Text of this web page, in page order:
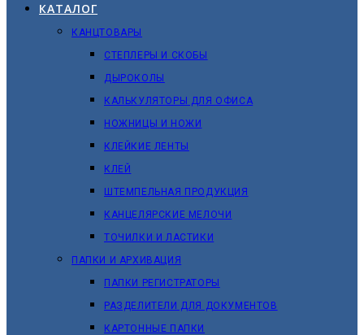
КАТАЛОГ
КАНЦТОВАРЫ
СТЕПЛЕРЫ И СКОБЫ
ДЫРОКОЛЫ
КАЛЬКУЛЯТОРЫ ДЛЯ ОФИСА
НОЖНИЦЫ И НОЖИ
КЛЕЙКИЕ ЛЕНТЫ
КЛЕЙ
ШТЕМПЕЛЬНАЯ ПРОДУКЦИЯ
КАНЦЕЛЯРСКИЕ МЕЛОЧИ
ТОЧИЛКИ И ЛАСТИКИ
ПАПКИ И АРХИВАЦИЯ
ПАПКИ РЕГИСТРАТОРЫ
РАЗДЕЛИТЕЛИ ДЛЯ ДОКУМЕНТОВ
КАРТОННЫЕ ПАПКИ